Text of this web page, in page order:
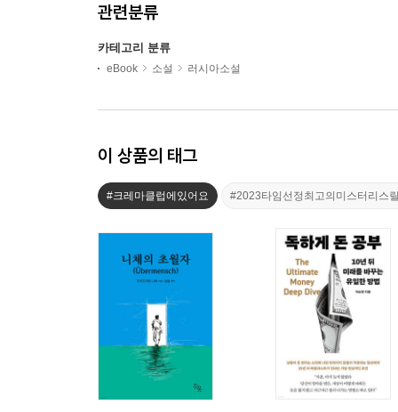
관련분류
카테고리 분류
eBook 소설 러시아소설
이 상품의 태그
#크레마클럽에있어요 #2023타임선정최고의미스터리스